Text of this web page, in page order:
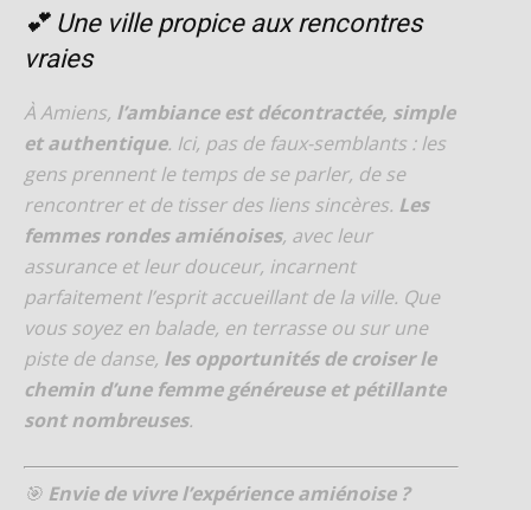
💕 Une ville propice aux rencontres
vraies
À Amiens, l’ambiance est décontractée, simple
et authentique. Ici, pas de faux-semblants : les
gens prennent le temps de se parler, de se
rencontrer et de tisser des liens sincères. Les
femmes rondes amiénoises, avec leur
assurance et leur douceur, incarnent
parfaitement l’esprit accueillant de la ville. Que
vous soyez en balade, en terrasse ou sur une
piste de danse, les opportunités de croiser le
chemin d’une femme généreuse et pétillante
sont nombreuses.
🎯 Envie de vivre l’expérience amiénoise ?